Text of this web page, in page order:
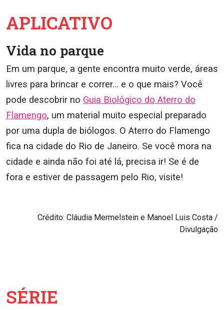
APLICATIVO
Vida no parque
Em um parque, a gente encontra muito verde, áreas
livres para brincar e correr… e o que mais? Você
pode descobrir no Guia Biológico do Aterro do
Flamengo, um material muito especial preparado
por uma dupla de biólogos. O Aterro do Flamengo
fica na cidade do Rio de Janeiro. Se você mora na
cidade e ainda não foi até lá, precisa ir! Se é de
fora e estiver de passagem pelo Rio, visite!
Crédito: Cláudia Mermelstein e Manoel Luis Costa /
Divulgação
SÉRIE